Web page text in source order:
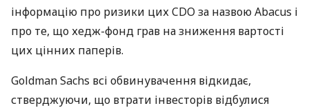
інформацію про ризики цих CDO за назвою Abacus і
про те, що хедж-фонд грав на зниження вартості
цих цінних паперів.
Goldman Sachs всі обвинувачення відкидає,
стверджуючи, що втрати інвесторів відбулися